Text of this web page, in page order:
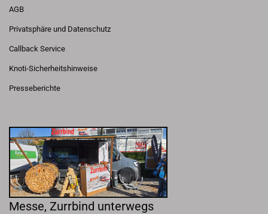
AGB
Privatsphäre und Datenschutz
Callback Service
Knoti-Sicherheitshinweise
Presseberichte
Messe, Zurrbind unterwegs